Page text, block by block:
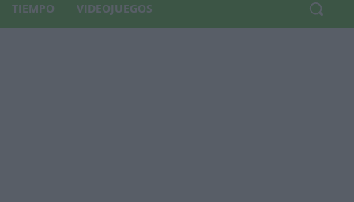
TIEMPO VIDEOJUEGOS